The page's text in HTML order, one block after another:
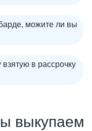
можите ли вы
в рассрочку
выкупаем